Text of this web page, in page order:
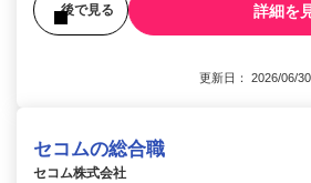
後で見る 詳細を
更新日： 2026/06/
セコムの総合職
セコム株式会社